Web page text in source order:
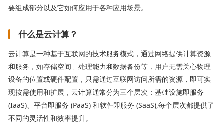
要组成部分以及它如何应用于各种应用场景。
什么是云计算？
云计算是一种基于互联网的技术服务模式，通过网络提供计算资源
和服务，如存储空间、处理能力和数据备份等，用户无需关心物理
设备的位置或硬件配置，只需通过互联网访问所需的资源，即可实
现按需使用和扩展，云计算通常分为三个层次：基础设施即服务
(IaaS)、平台即服务 (PaaS) 和软件即服务 (SaaS),每个层次都提供了
不同的灵活性和效率提升。